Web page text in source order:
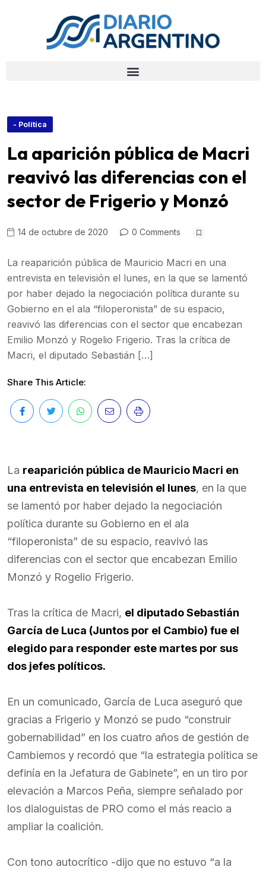
- Política
La aparición pública de Macri
reavivó las diferencias con el
sector de Frigerio y Monzó
14 de octubre de 2020 0 Comments
La reaparición pública de Mauricio Macri en una
entrevista en televisión el lunes, en la que se lamentó
por haber dejado la negociación política durante su
Gobierno en el ala “filoperonista” de su espacio,
reavivó las diferencias con el sector que encabezan
Emilio Monzó y Rogelio Frigerio. Tras la crítica de
Macri, el diputado Sebastián […]
Share This Article:
La reaparición pública de Mauricio Macri en
una entrevista en televisión el lunes, en la que
se lamentó por haber dejado la negociación
política durante su Gobierno en el ala
“filoperonista” de su espacio, reavivó las
diferencias con el sector que encabezan Emilio
Monzó y Rogelio Frigerio.
Tras la crítica de Macri, el diputado Sebastián
García de Luca (Juntos por el Cambio) fue el
elegido para responder este martes por sus
dos jefes políticos.
En un comunicado, García de Luca aseguró que
gracias a Frigerio y Monzó se pudo “construir
gobernabilidad” en los cuatro años de gestión de
Cambiemos y recordó que “la estrategia política se
definía en la Jefatura de Gabinete”, en un tiro por
elevación a Marcos Peña, siempre señalado por
los dialoguistas de PRO como el más reacio a
ampliar la coalición.
Con tono autocrítico -dijo que no estuvo “a la